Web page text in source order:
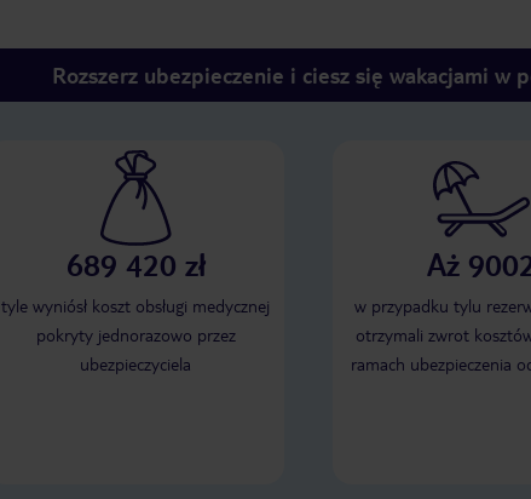
Rozszerz ubezpieczenie i ciesz się wakacjami w
689 420 zł
tyle wyniósł koszt obsługi medycznej
pokryty jednorazowo przez
ubezpieczyciela
Aż
w przypadku tylu
otrzymali zwrot
ramach ubezpieczenia